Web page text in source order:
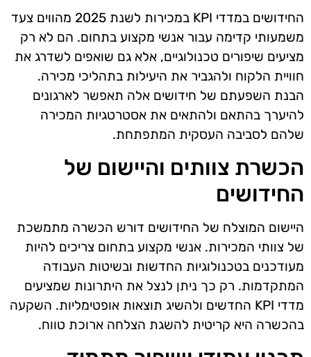
החידושים במדדי KPI במכירות לשנת 2025 מהווים צעד
משמעותי קדימה עבור אנשי מקצוע בתחום. הם לא רק
מציעים שיפורים טכנולוגיים, אלא גם שואפים לשדרג את
חוויית הלקוח ולהגביר את היעילות בתהליכי מכירה.
הבנת השפעתם של חידושים אלה תאפשר לארגונים
להיערך בהתאם ולהתאים את אסטרטגיות המכירה
שלהם לסביבה העסקית המתפתחת.
הכשרת צוותים והיישום של
החידושים
היישום המוצלח של החידושים דורש הכשרה מתמשכת
של צוותי המכירות. אנשי מקצוע בתחום צריכים להיות
מעודכנים בטכנולוגיות החדשות ובשיטות העבודה
המתקדמות. רק כך ניתן לנצל את היתרונות שמציעים
מדדי KPI החדשים ולהשיג תוצאות אופטימליות. השקעה
בהכשרה היא קריטית להשגת הצלחה ארוכת טווח.